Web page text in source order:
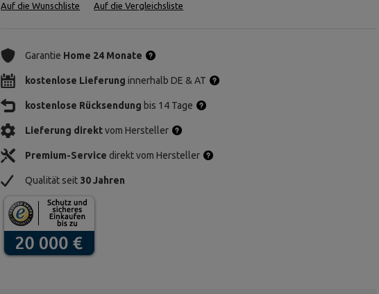
Auf die Wunschliste Auf die Vergleichsliste
Garantie Home 24 Monate
kostenlose Lieferung innerhalb DE & AT
kostenlose Rücksendung bis 14 Tage
Lieferung direktvom Hersteller
Premium-Service direkt vom Hersteller
Qualität seit 30 Jahren